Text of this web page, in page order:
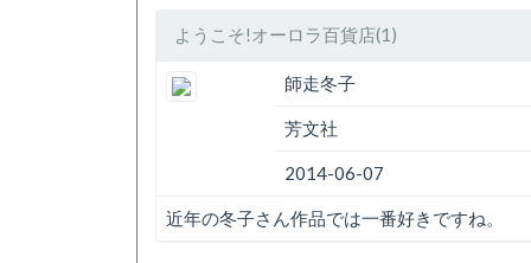
ようこそ!オーロラ百貨店(1)
師走冬子
芳文社
2014-06-07
近年の冬子さん作品では一番好きですね。